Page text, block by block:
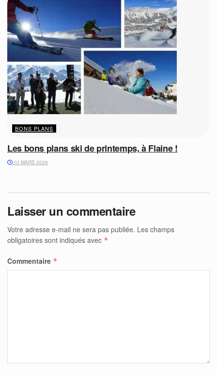
BONS PLANS
Les bons plans ski de printemps, à Flaine !
10 MARS 2026
Laisser un commentaire
Votre adresse e-mail ne sera pas publiée. Les champs
obligatoires sont indiqués avec *
Commentaire *